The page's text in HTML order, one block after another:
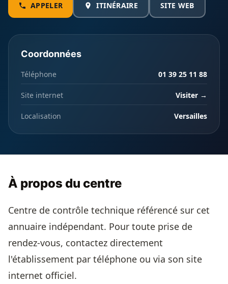
APPELER ITINÉRAIRE SITE WEB
Coordonnées
Téléphone 01 39 25 11 88
Site internet Visiter →
Localisation Versailles
À propos du centre
Centre de contrôle technique référencé sur cet
annuaire indépendant. Pour toute prise de
rendez-vous, contactez directement
l'établissement par téléphone ou via son site
internet officiel.